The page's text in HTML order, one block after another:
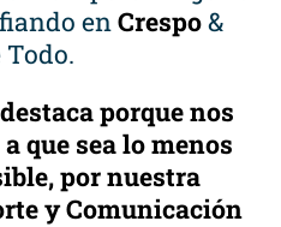
en Crespo&
porque nos
que sea lo menos
por nuestra
y Comunicación